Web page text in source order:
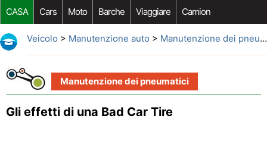
CASA Cars Moto Barche Viaggiare Camion
Riparazione Auto Acquisto Auto Car Opzioni Aftermarket
Veicolo > Manutenzione auto > Manutenzione dei pneumatici
Manutenzione dei pneumatici
Gli effetti di una Bad Car Tire